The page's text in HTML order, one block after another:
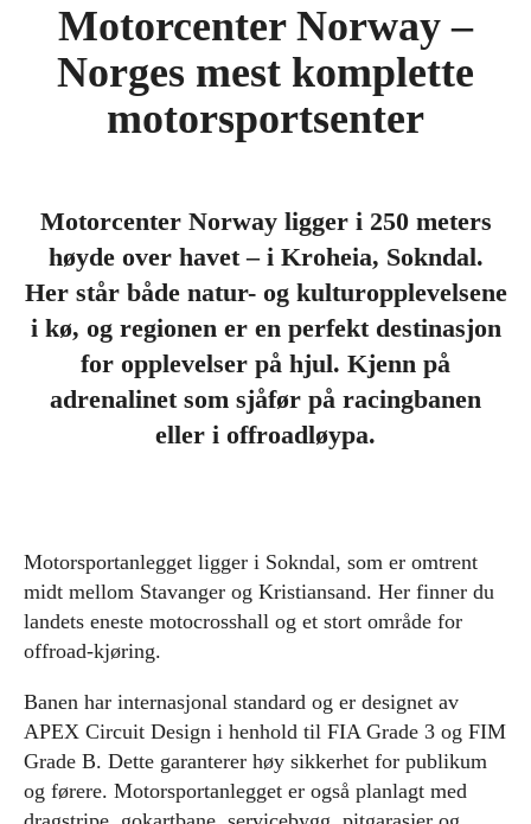
Motorcenter Norway –
Norges mest komplette
motorsportsenter
Motorcenter Norway ligger i 250 meters
høyde over havet – i Kroheia, Sokndal.
Her står både natur- og kulturopplevelsene
i kø, og regionen er en perfekt destinasjon
for opplevelser på hjul. Kjenn på
adrenalinet som sjåfør på racingbanen
eller i offroadløypa.
Motorsportanlegget ligger i Sokndal, som er omtrent
midt mellom Stavanger og Kristiansand. Her finner du
landets eneste motocrosshall og et stort område for
offroad-kjøring.
Banen har internasjonal standard og er designet av
APEX Circuit Design i henhold til FIA Grade 3 og FIM
Grade B. Dette garanterer høy sikkerhet for publikum
og førere. Motorsportanlegget er også planlagt med